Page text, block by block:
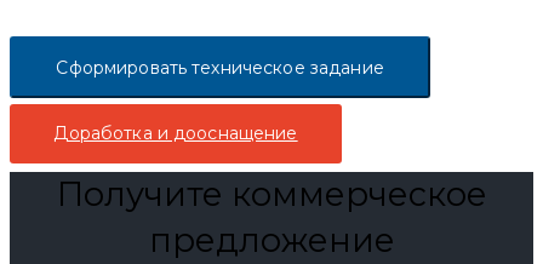
Сформировать техническое задание
Доработка и дооснащение
Получите коммерческое
предложение